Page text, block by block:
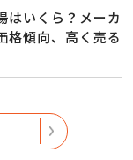
はいくら？メーカ
格傾向、高く売る